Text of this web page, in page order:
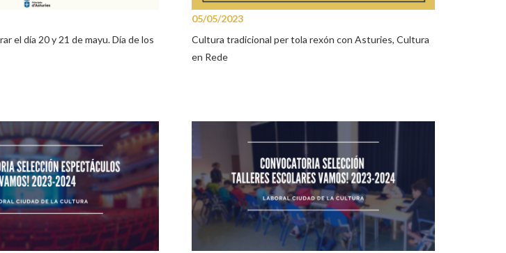
el día 20 y 21 de mayu. Día de los
05/05/2023
Cultura tradicional per tola rexón con Asturies, Cultura
en Rede